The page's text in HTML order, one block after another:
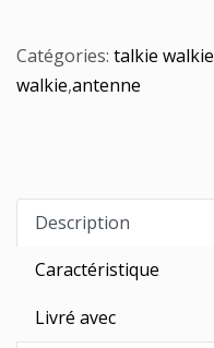
Catégories: talkie walkie
walkie,antenne
Description
Caractéristique
Livré avec